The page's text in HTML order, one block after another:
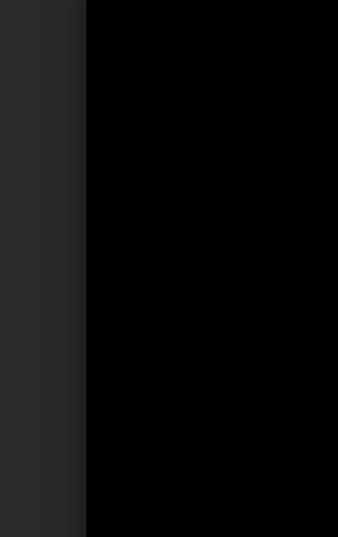
Ein herzliches
Wir freuen uns schon